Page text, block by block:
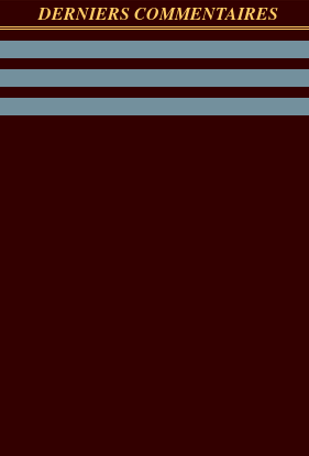
DERNIERS COMMENTAIRES